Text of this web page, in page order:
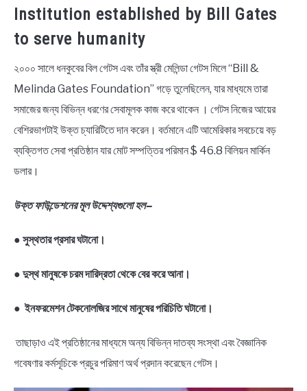
Institution established by Bill Gates
to serve humanity
২০০০ সালে ধনকুবের বিল গেটস এবং তাঁর স্ত্রী মেলিন্ডা গেটস মিলে “Bill &
Melinda Gates Foundation” গড়ে তুলেছিলেন, যার মাধ্যমে তারা
সমাজের জন্য বিভিন্ন ধরণের সেবামূলক কাজ করে থাকেন । গেটস নিজের আয়ের
বেশিরভাগটাই উক্ত চ্যারিটিতে দান করেন। বর্তমানে এটি আমেরিকার সবচেয়ে বড়
ব্যক্তিগত সেবা প্রতিষ্ঠান যার মোট সম্পত্তির পরিমান $ 46.8 বিলিয়ন মার্কিন
ডলার।
উক্ত ফাউন্ডেশনের মূল উদ্দেশ্যগুলো হল–
● সুস্থতার প্রসার ঘটানো।
● দুস্থ মানুষকে চরম দারিদ্রতা থেকে বের করে আনা।
● ইনফরমেশন টেকনোলজির সাথে মানুষের পরিচিতি ঘটানো।
তাছাড়াও এই প্রতিষ্ঠানের মাধ্যমে অন্য বিভিন্ন দাতব্য সংস্থা এবং বৈজ্ঞানিক
গবেষণার কর্মসূচিকে প্রচুর পরিমাণ অর্থ প্রদান করেছেন গেটস।